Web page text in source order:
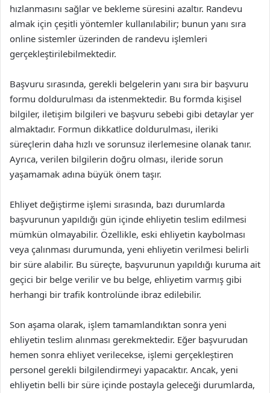
hızlanmasını sağlar ve bekleme süresini azaltır. Randevu
almak için çeşitli yöntemler kullanılabilir; bunun yanı sıra
online sistemler üzerinden de randevu işlemleri
gerçekleştirilebilmektedir.
Başvuru sırasında, gerekli belgelerin yanı sıra bir başvuru
formu doldurulması da istenmektedir. Bu formda kişisel
bilgiler, iletişim bilgileri ve başvuru sebebi gibi detaylar yer
almaktadır. Formun dikkatlice doldurulması, ileriki
süreçlerin daha hızlı ve sorunsuz ilerlemesine olanak tanır.
Ayrıca, verilen bilgilerin doğru olması, ileride sorun
yaşamamak adına büyük önem taşır.
Ehliyet değiştirme işlemi sırasında, bazı durumlarda
başvurunun yapıldığı gün içinde ehliyetin teslim edilmesi
mümkün olmayabilir. Özellikle, eski ehliyetin kaybolması
veya çalınması durumunda, yeni ehliyetin verilmesi belirli
bir süre alabilir. Bu süreçte, başvurunun yapıldığı kuruma ait
geçici bir belge verilir ve bu belge, ehliyetim varmış gibi
herhangi bir trafik kontrolünde ibraz edilebilir.
Son aşama olarak, işlem tamamlandıktan sonra yeni
ehliyetin teslim alınması gerekmektedir. Eğer başvurudan
hemen sonra ehliyet verilecekse, işlemi gerçekleştiren
personel gerekli bilgilendirmeyi yapacaktır. Ancak, yeni
ehliyetin belli bir süre içinde postayla geleceği durumlarda,